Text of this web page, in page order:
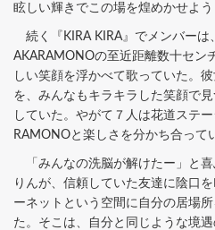
眩しい輝きでこの場を煌めかせよう
続く『KIRA KIRA』でメンバーは
AKARAMONOの至近距離数十セン
しい笑顔を浮かべて歌っていた。
を、みんなもキラキラした笑顔で
していた。やがて７人は花道ステ
RAMONOと楽しさを分かち合って
「みんなの洗脳が解けたー」と
りんが、信頼していた友達に陰口
ーネットという空間に自分の居場
た。そこは、自分と同じような境